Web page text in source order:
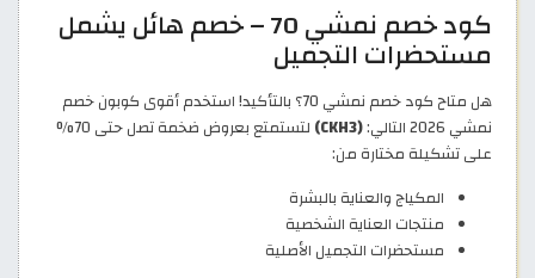
كود خصم نمشي 70 – خصم هائل يشمل
مستحضرات التجميل
هل متاح كود خصم نمشي 70؟ بالتأكيد! استخدم أقوى كوبون خصم
نمشي 2026 التالي:
(CKH3)
لتستمتع بعروض ضخمة تصل حتى 70%
على تشكيلة مختارة من:
المكياج والعناية بالبشرة
منتجات العناية الشخصية
مستحضرات التجميل الأصلية